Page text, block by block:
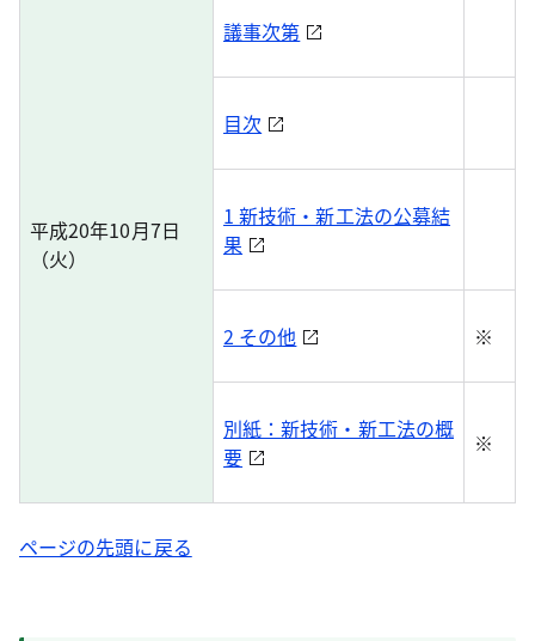
平成20年10月7日
（火）
議事次第
目次
1 新技術・新工法の公募結
果
2 その他 ※
別紙：新技術・新工法の概
要
※
ページの先頭に戻る